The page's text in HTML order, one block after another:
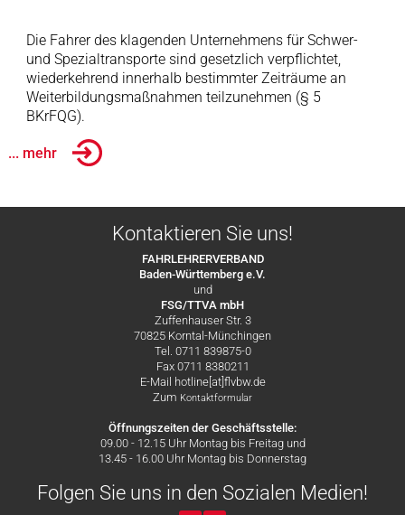
Die Fahrer des klagenden Unternehmens für Schwer-
und Spezialtransporte sind gesetzlich verpflichtet,
wiederkehrend innerhalb bestimmter Zeiträume an
Weiterbildungsmaßnahmen teilzunehmen (§ 5
BKrFQG).
... mehr
Kontaktieren Sie uns!
FAHRLEHRERVERBAND
Baden-Württemberg e.V.
und
FSG/TTVA mbH
Zuffenhauser Str. 3
70825 Korntal-Münchingen
Tel. 0711 839875-0
Fax 0711 8380211
E-Mail hotline[at]flvbw.de
Zum Kontaktformular
Öffnungszeiten der Geschäftsstelle:
09.00 - 12.15 Uhr Montag bis Freitag und
13.45 - 16.00 Uhr Montag bis Donnerstag
Folgen Sie uns in den Sozialen Medien!